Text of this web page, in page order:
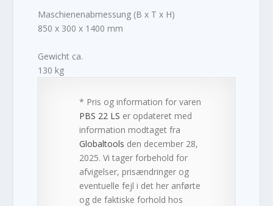
Maschienenabmessung (B x T x H)
850 x 300 x 1400 mm
Gewicht ca.
130 kg
* Pris og information for varen
PBS 22 LS er opdateret med
information modtaget fra
Globaltools den december 28,
2025. Vi tager forbehold for
afvigelser, prisændringer og
eventuelle fejl i det her anførte
og de faktiske forhold hos